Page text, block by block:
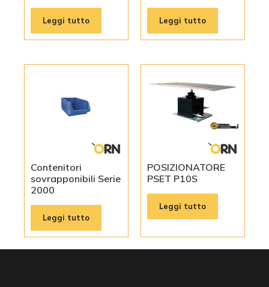
Leggi tutto Leggi tutto
Contenitori
sovrapponibili Serie
2000
Leggi tutto
POSIZIONATORE
PSET P10S
Leggi tutto